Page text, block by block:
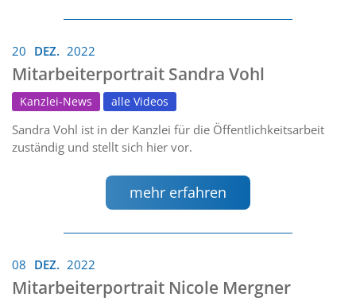
20 DEZ. 2022
Mitarbeiterportrait Sandra Vohl
Kanzlei-News alle Videos
Sandra Vohl ist in der Kanzlei für die Öffentlichkeitsarbeit
zuständig und stellt sich hier vor.
mehr erfahren
08 DEZ. 2022
Mitarbeiterportrait Nicole Mergner